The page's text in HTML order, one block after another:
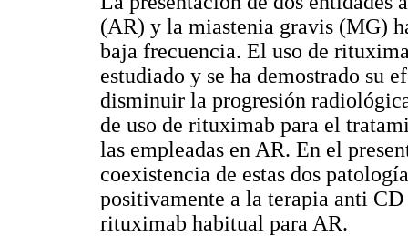
(AR) y la miastenia gravis (MG)
baja frecuencia. El uso de
estudiado y se ha demostrado su
disminuir la progresión
de uso de rituximab para el
las empleadas en AR. En el
coexistencia de estas dos
positivamente a la terapia anti
rituximab habitual para AR.